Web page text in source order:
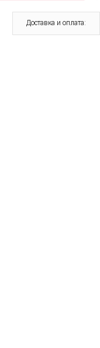
Доставка и оплата: